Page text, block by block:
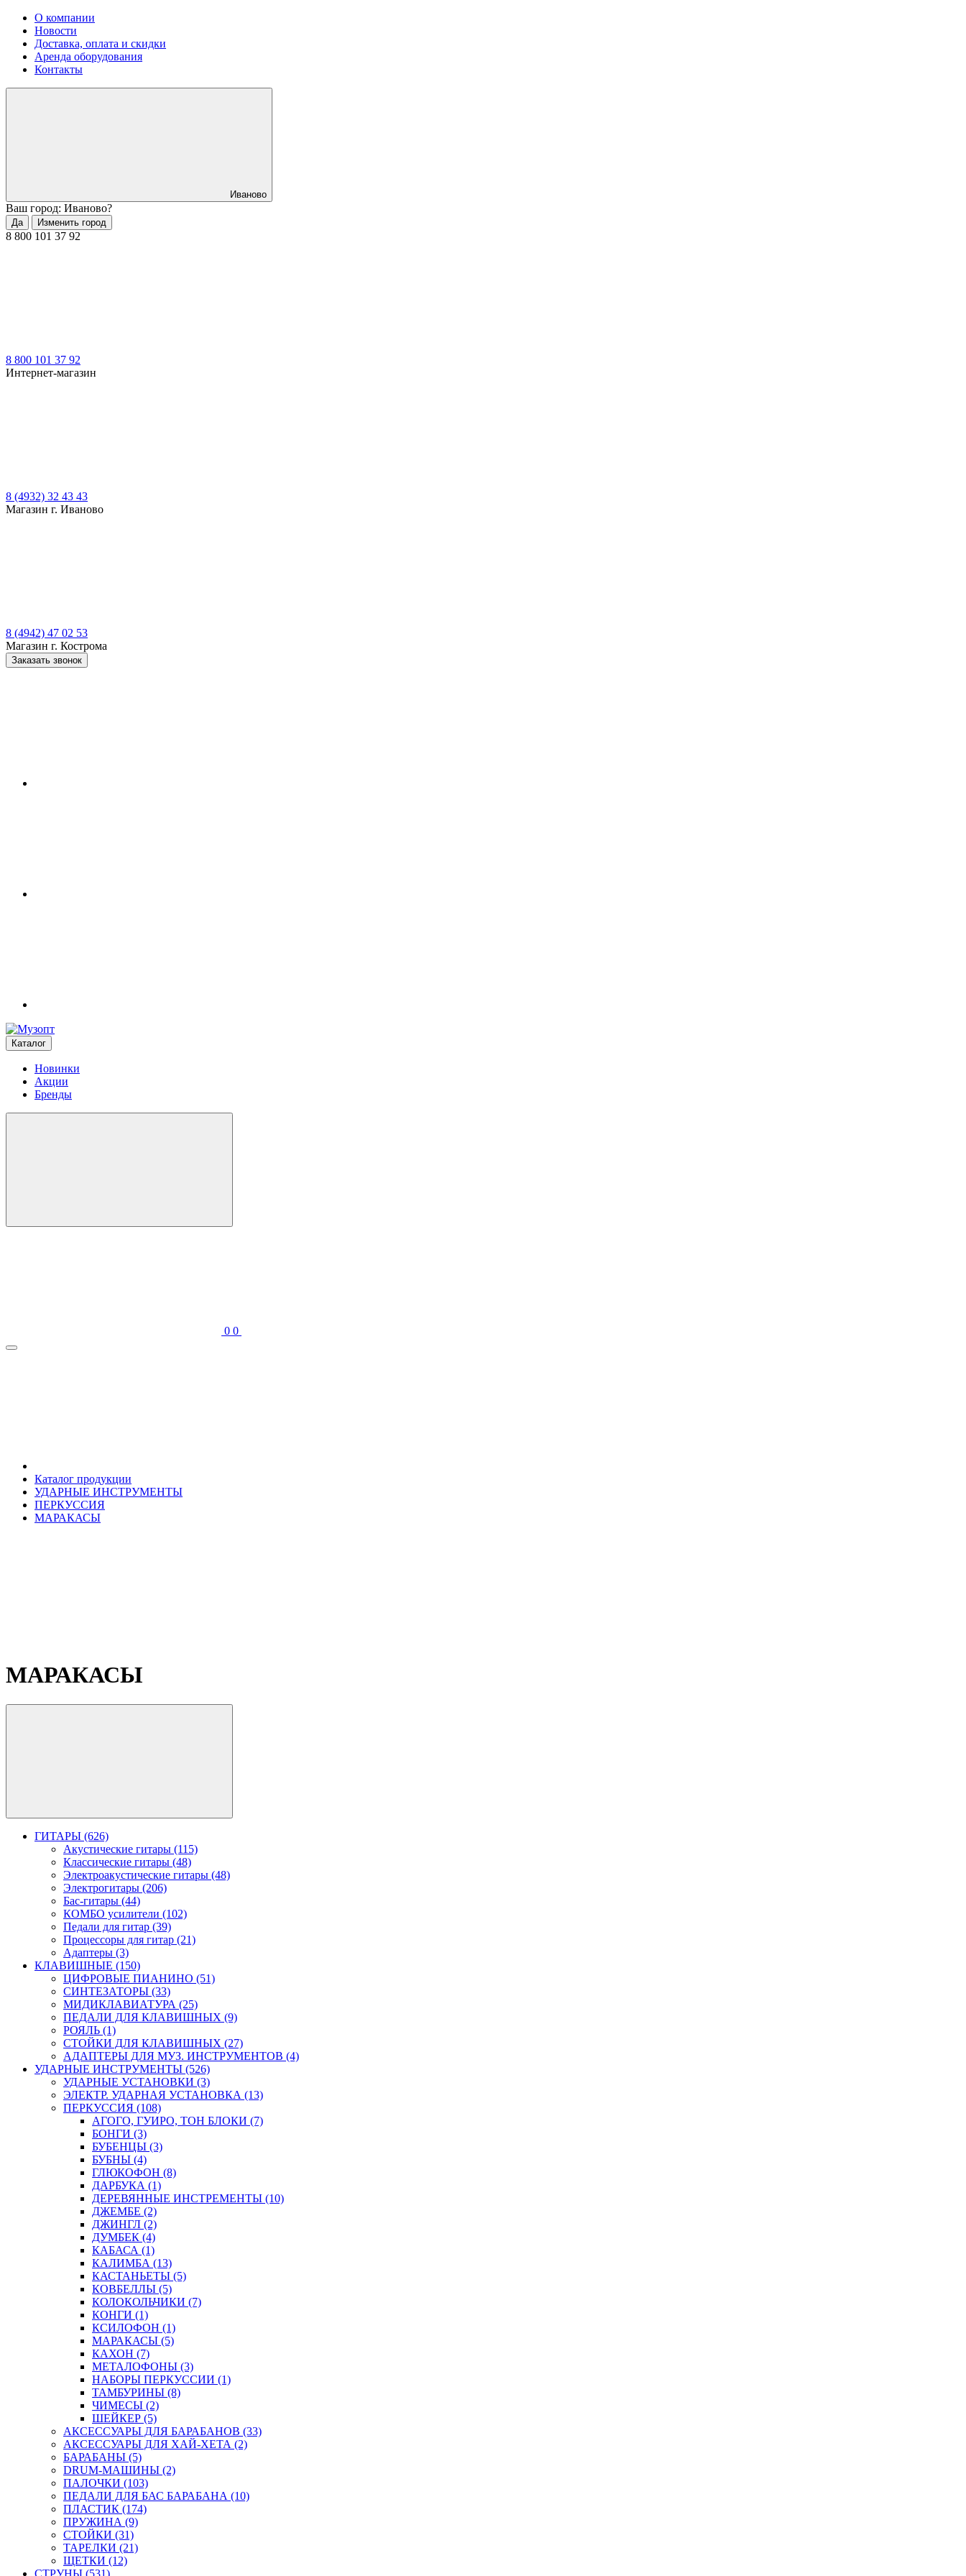
О компании
Новости
Доставка, оплата и скидки
Аренда оборудования
Контакты
Иваново
Ваш город: Иваново?
Да Изменить город
8 800 101 37 92
8 800 101 37 92
Интернет-магазин
8 (4932) 32 43 43
Магазин г. Иваново
8 (4942) 47 02 53
Магазин г. Кострома
Заказать звонок
Каталог
Новинки
Акции
Бренды
0 0
Каталог продукции
УДАРНЫЕ ИНСТРУМЕНТЫ
ПЕРКУССИЯ
МАРАКАСЫ
МАРАКАСЫ
ГИТАРЫ (626)
Акустические гитары (115)
Классические гитары (48)
Электроакустические гитары (48)
Электрогитары (206)
Бас-гитары (44)
КОМБО усилители (102)
Педали для гитар (39)
Процессоры для гитар (21)
Адаптеры (3)
КЛАВИШНЫЕ (150)
ЦИФРОВЫЕ ПИАНИНО (51)
СИНТЕЗАТОРЫ (33)
МИДИКЛАВИАТУРА (25)
ПЕДАЛИ ДЛЯ КЛАВИШНЫХ (9)
РОЯЛЬ (1)
СТОЙКИ ДЛЯ КЛАВИШНЫХ (27)
АДАПТЕРЫ ДЛЯ МУЗ. ИНСТРУМЕНТОВ (4)
УДАРНЫЕ ИНСТРУМЕНТЫ (526)
УДАРНЫЕ УСТАНОВКИ (3)
ЭЛЕКТР. УДАРНАЯ УСТАНОВКА (13)
ПЕРКУССИЯ (108)
АГОГО, ГУИРО, ТОН БЛОКИ (7)
БОНГИ (3)
БУБЕНЦЫ (3)
БУБНЫ (4)
ГЛЮКОФОН (8)
ДАРБУКА (1)
ДЕРЕВЯННЫЕ ИНСТРЕМЕНТЫ (10)
ДЖЕМБЕ (2)
ДЖИНГЛ (2)
ДУМБЕК (4)
КАБАСА (1)
КАЛИМБА (13)
КАСТАНЬЕТЫ (5)
КОВБЕЛЛЫ (5)
КОЛОКОЛЬЧИКИ (7)
КОНГИ (1)
КСИЛОФОН (1)
МАРАКАСЫ (5)
КАХОН (7)
МЕТАЛОФОНЫ (3)
НАБОРЫ ПЕРКУССИИ (1)
ТАМБУРИНЫ (8)
ЧИМЕСЫ (2)
ШЕЙКЕР (5)
АКСЕССУАРЫ ДЛЯ БАРАБАНОВ (33)
АКСЕССУАРЫ ДЛЯ ХАЙ-ХЕТА (2)
БАРАБАНЫ (5)
DRUM-МАШИНЫ (2)
ПАЛОЧКИ (103)
ПЕДАЛИ ДЛЯ БАС БАРАБАНА (10)
ПЛАСТИК (174)
ПРУЖИНА (9)
СТОЙКИ (31)
ТАРЕЛКИ (21)
ЩЕТКИ (12)
СТРУНЫ (531)